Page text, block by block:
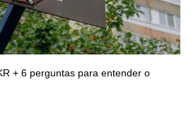
+ 6 perguntas para entender o